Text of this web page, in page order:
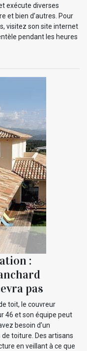
exécute diverses
et bien d’autres. Pour
visitez son site internet
pendant les heures
:
pas
toit, le couvreur
46 et son équipe peut
besoin d’un
toiture. Des artisans
en veillant à ce que